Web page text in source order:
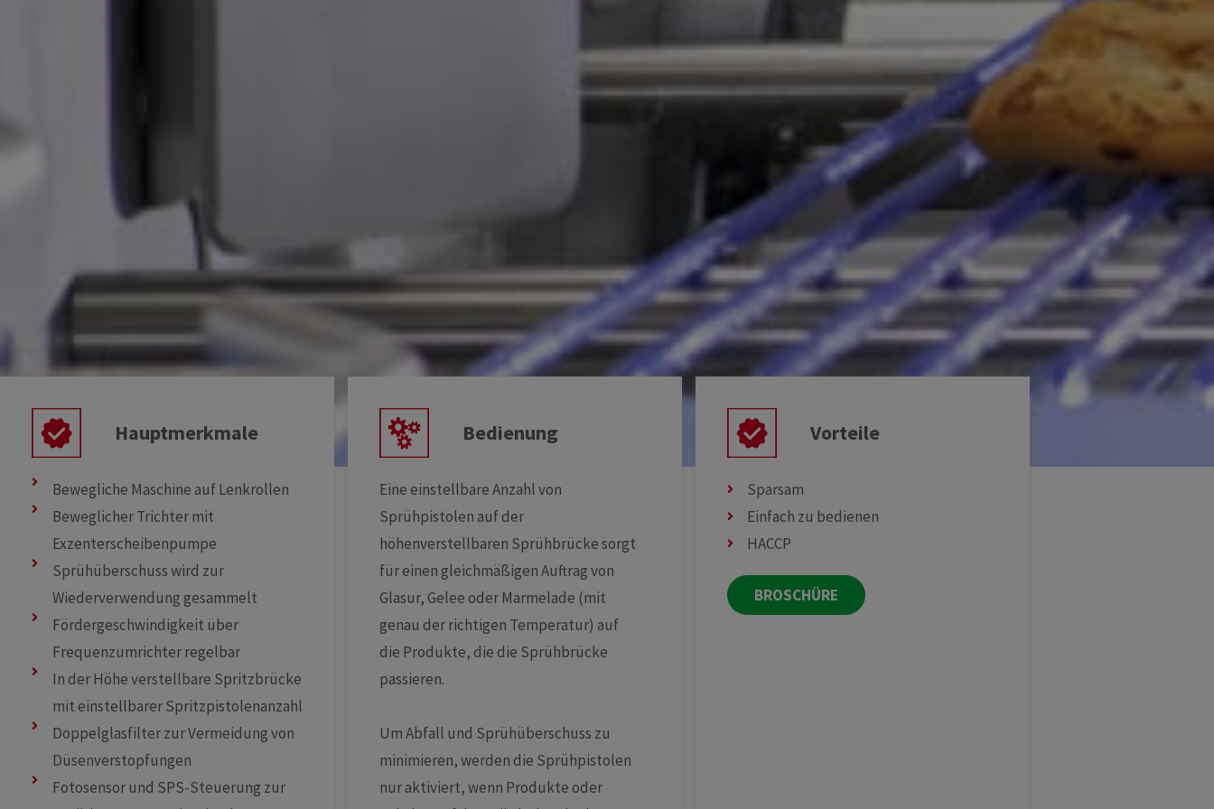
Hauptmerkmale
Bewegliche Maschine auf Lenkrollen
Beweglicher Trichter mit
Exzenterscheibenpumpe
Sprühüberschuss wird zur
Wiederverwendung gesammelt
Fördergeschwindigkeit über
Frequenzumrichter regelbar
In der Höhe verstellbare Spritzbrücke
mit einstellbarer Spritzpistolenanzahl
Doppelglasfilter zur Vermeidung von
Düsenverstopfungen
Fotosensor und SPS-Steuerung zur
Bedienung
Eine einstellbare Anzahl von
Sprühpistolen auf der
höhenverstellbaren Sprühbrücke sorgt
für einen gleichmäßigen Auftrag von
Glasur, Gelee oder Marmelade (mit
genau der richtigen Temperatur) auf
die Produkte, die die Sprühbrücke
passieren.
Um Abfall und Sprühüberschuss zu
minimieren, werden die Sprühpistolen
nur aktiviert, wenn Produkte oder
Vorteile
Sparsam
Einfach zu bedienen
HACCP
BROSCHÜRE